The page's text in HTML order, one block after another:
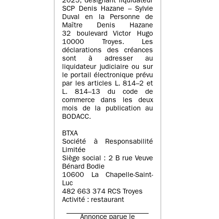
SCP Denis Hazane – Sylvie
Duval en la Personne de
Maître Denis Hazane
32 boulevard Victor Hugo
10000 Troyes. Les
déclarations des créances
sont à adresser au
liquidateur judiciaire ou sur
le portail électronique prévu
par les articles L. 814–2 et
L. 814–13 du code de
commerce dans les deux
mois de la publication au
BODACC.
BTXA
Société à Responsabilité
Limitée
Siège social : 2 B rue Veuve
Bénard Bodie
10600 La Chapelle-Saint-
Luc
482 663 374 RCS Troyes
Activité : restaurant